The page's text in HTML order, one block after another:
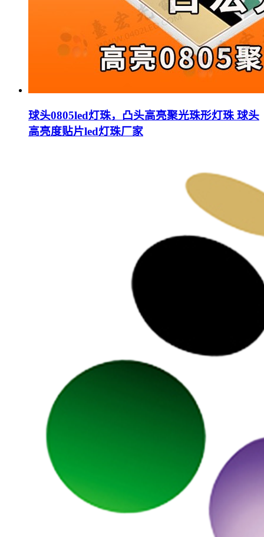
球头0805led灯珠，凸头高亮聚光珠形灯珠 球头
高亮度贴片led灯珠厂家